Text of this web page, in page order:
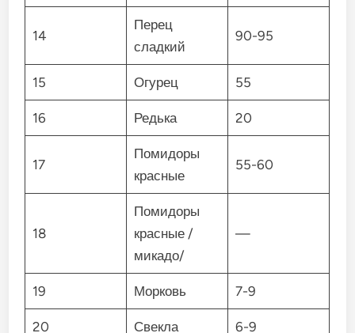
14
Перец
сладкий
90-95
15 Огурец 55
16 Редька 20
17
Помидоры
красные
55-60
18
Помидоры
красные /
микадо/
—
19 Морковь 7-9
20 Свекла 6-9